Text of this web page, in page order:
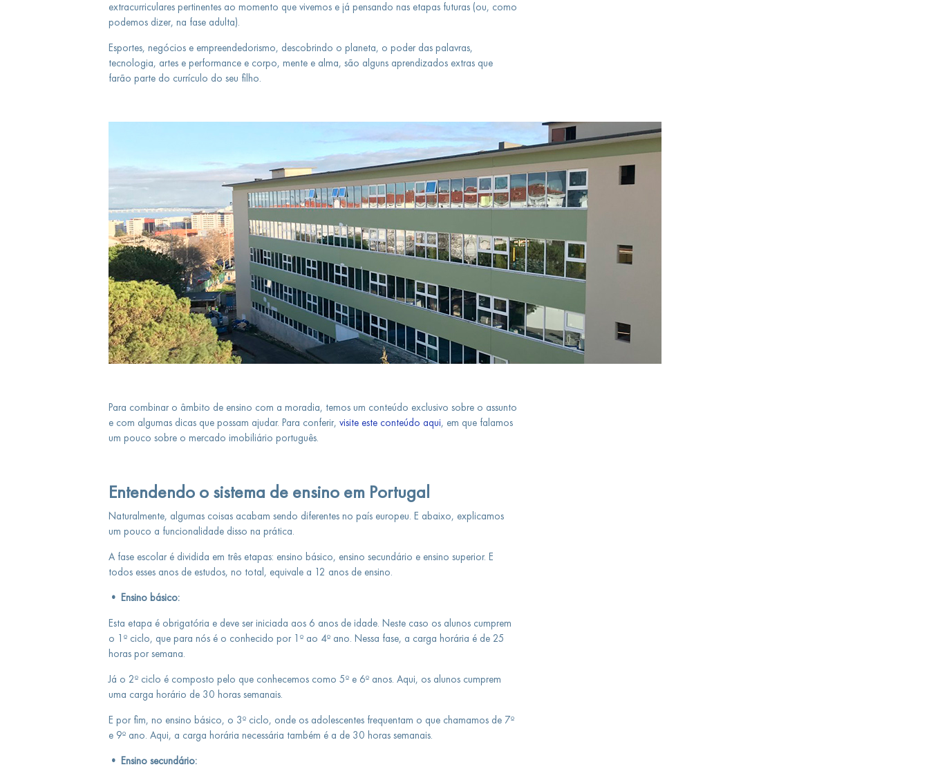
extracurriculares pertinentes ao momento que vivemos e já pensando nas etapas futuras (ou, como
podemos dizer, na fase adulta).
Esportes, negócios e empreendedorismo, descobrindo o planeta, o poder das palavras,
tecnologia, artes e performance e corpo, mente e alma, são alguns aprendizados extras que
farão parte do currículo do seu filho.
Para combinar o âmbito de ensino com a moradia, temos um conteúdo exclusivo sobre o assunto
e com algumas dicas que possam ajudar. Para conferir, visite este conteúdo aqui, em que falamos
um pouco sobre o mercado imobiliário português.
Entendendo o sistema de ensino em Portugal
Naturalmente, algumas coisas acabam sendo diferentes no país europeu. E abaixo, explicamos
um pouco a funcionalidade disso na prática.
A fase escolar é dividida em três etapas: ensino básico, ensino secundário e ensino superior. E
todos esses anos de estudos, no total, equivale a 12 anos de ensino.
• Ensino básico:
Esta etapa é obrigatória e deve ser iniciada aos 6 anos de idade. Neste caso os alunos cumprem
o 1º ciclo, que para nós é o conhecido por 1º ao 4º ano. Nessa fase, a carga horária é de 25
horas por semana.
Já o 2º ciclo é composto pelo que conhecemos como 5º e 6º anos. Aqui, os alunos cumprem
uma carga horário de 30 horas semanais.
E por fim, no ensino básico, o 3º ciclo, onde os adolescentes frequentam o que chamamos de 7º
e 9º ano. Aqui, a carga horária necessária também é a de 30 horas semanais.
• Ensino secundário: